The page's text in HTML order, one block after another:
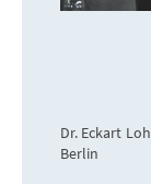
Dr. Eckart
Berlin